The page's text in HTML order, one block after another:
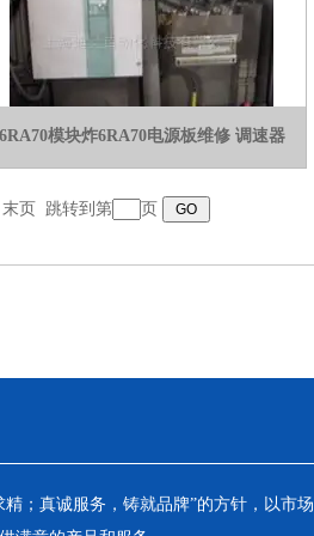
6RA70模块炸6RA70电源板维修 调速器
末页 跳转到第 页
；真诚服务，铸就品牌”的方针，以市场